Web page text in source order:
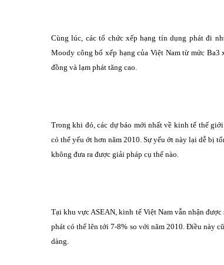
Cùng lúc, các tổ chức xếp hạng tín dụng phát đi
Moody công bố xếp hạng của Việt Nam từ mức
đồng và lạm phát tăng cao.
Trong khi đó, các dự báo mới nhất về kinh tế thế
có thể yếu ớt hơn năm 2010. Sự yếu ớt này lại dễ bị
không đưa ra được giải pháp cụ thể nào.
Tại khu vực ASEAN, kinh tế Việt Nam vẫn nhận
phát có thể lên tới 7-8% so với năm 2010. Điều này
dàng.